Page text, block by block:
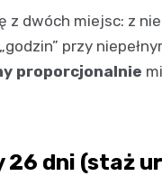
z dwóch miejsc: z
przy
proporcjonalnie
26 dni (staż